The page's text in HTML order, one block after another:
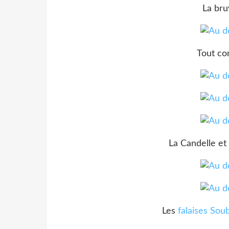
La
Tout
La Candelle
Les falaises